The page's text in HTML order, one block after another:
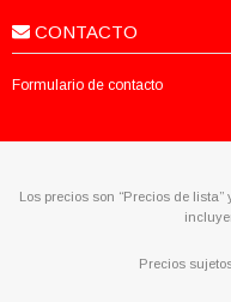
CONTACTO
Formulario de contacto
Los precios son “Precios de
Precios